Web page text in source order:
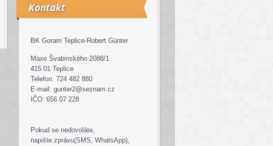
Kontakt
BK Goram Teplice-Robert Günter
Maxe Švabinského 2088/1
415 01 Teplice
Telefon: 724 482 880
E-mail: gunter2@seznam.cz
IČO: 656 07 228
Pokud se nedovoláte,
napište zprávu(SMS, WhatsApp),